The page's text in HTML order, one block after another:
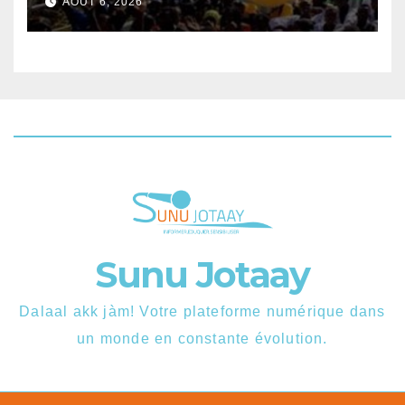
disponibles.
Sunu Jotaay
Dalaal akk jàm! Votre plateforme numérique dans
un monde en constante évolution.